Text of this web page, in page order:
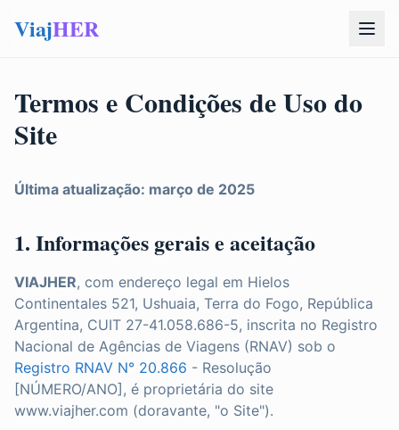
ViajHER
Termos e Condições de Uso do
Site
Última atualização: março de 2025
1. Informações gerais e aceitação
VIAJHER, com endereço legal em Hielos
Continentales 521, Ushuaia, Terra do Fogo, República
Argentina, CUIT 27-41.058.686-5, inscrita no Registro
Nacional de Agências de Viagens (RNAV) sob o
Registro RNAV N° 20.866 - Resolução
[NÚMERO/ANO], é proprietária do site
www.viajher.com (doravante, "o Site").